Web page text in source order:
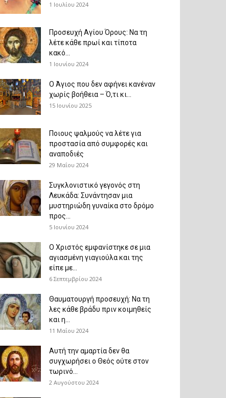
1 Ιουλίου 2024
Προσευχή Αγίου Όρους: Να τη
λέτε κάθε πρωί και τίποτα
κακό...
1 Ιουνίου 2024
Ο Άγιος που δεν αφήνει κανέναν
χωρίς βοήθεια – Ό,τι κι...
15 Ιουνίου 2025
Ποιους ψαλμούς να λέτε για
προστασία από συμφορές και
αναποδιές
29 Μαΐου 2024
Συγκλονιστικό γεγονός στη
Λευκάδα: Συνάντησαν μια
μυστηριώδη γυναίκα στο δρόμο
προς...
5 Ιουνίου 2024
Ο Χριστός εμφανίστηκε σε μια
αγιασμένη γιαγιούλα και της
είπε με...
6 Σεπτεμβρίου 2024
Θαυματουργή προσευχή: Να τη
λες κάθε βράδυ πριν κοιμηθείς
και η...
11 Μαΐου 2024
Αυτή την αμαρτία δεν θα
συγχωρήσει ο Θεός ούτε στον
τωρινό...
2 Αυγούστου 2024